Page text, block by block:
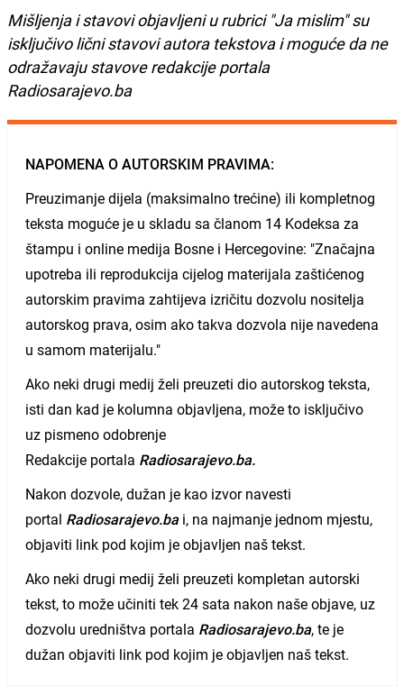
Mišljenja i stavovi objavljeni u rubrici "Ja mislim" su
isključivo lični stavovi autora tekstova i moguće da ne
odražavaju stavove redakcije portala
Radiosarajevo.ba
NAPOMENA O AUTORSKIM PRAVIMA:
Preuzimanje dijela (maksimalno trećine) ili kompletnog
teksta moguće je u skladu sa članom 14 Kodeksa za
štampu i online medija Bosne i Hercegovine: "Značajna
upotreba ili reprodukcija cijelog materijala zaštićenog
autorskim pravima zahtijeva izričitu dozvolu nositelja
autorskog prava, osim ako takva dozvola nije navedena
u samom materijalu."
Ako neki drugi medij želi preuzeti dio autorskog teksta,
isti dan kad je kolumna objavljena, može to isključivo
uz pismeno odobrenje
Redakcije portala Radiosarajevo.ba.
Nakon dozvole, dužan je kao izvor navesti
portal Radiosarajevo.bai, na najmanje jednom mjestu,
objaviti link pod kojim je objavljen naš tekst.
Ako neki drugi medij želi preuzeti kompletan autorski
tekst, to može učiniti tek 24 sata nakon naše objave, uz
dozvolu uredništva portala Radiosarajevo.ba, te je
dužan objaviti link pod kojim je objavljen naš tekst.